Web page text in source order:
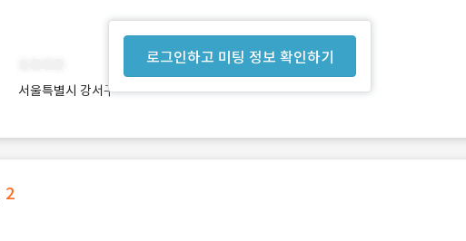
로그인하고 미팅 정보 확인하기
서울특별시 강서구
2